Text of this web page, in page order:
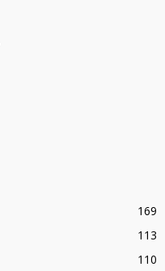
169
113
110